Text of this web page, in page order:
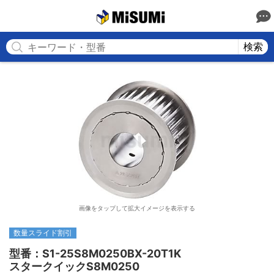
検索
画像をタップして拡大イメージを表示する
数量スライド割引
型番：S1-25S8M0250BX-20T1K
スタークイックS8M0250